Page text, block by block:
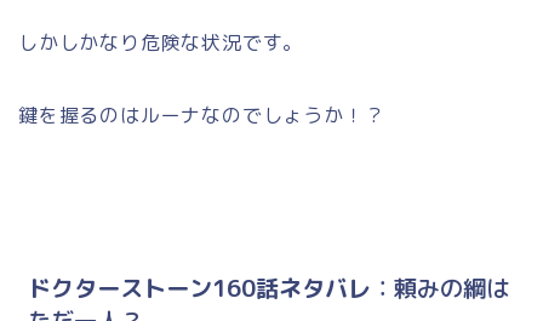
しかしかなり危険な状況です。
鍵を握るのはルーナなのでしょうか！？
ドクターストーン160話ネタバレ ：頼みの綱は